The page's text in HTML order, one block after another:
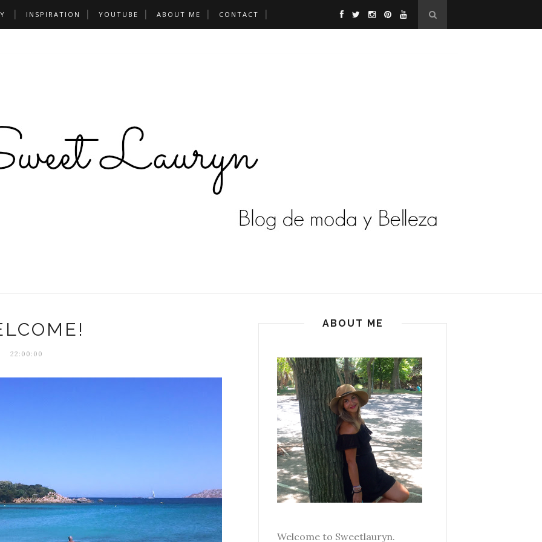
INSPIRATION YOUTUBE ABOUT ME CONTACT
22:00:00
ABOUT ME
Welcome to Sweetlauryn.